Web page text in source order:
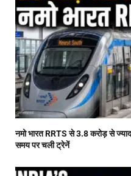
नमो भारत RRTS से 3.8 करोड़ से
समय पर चली ट्रेनें